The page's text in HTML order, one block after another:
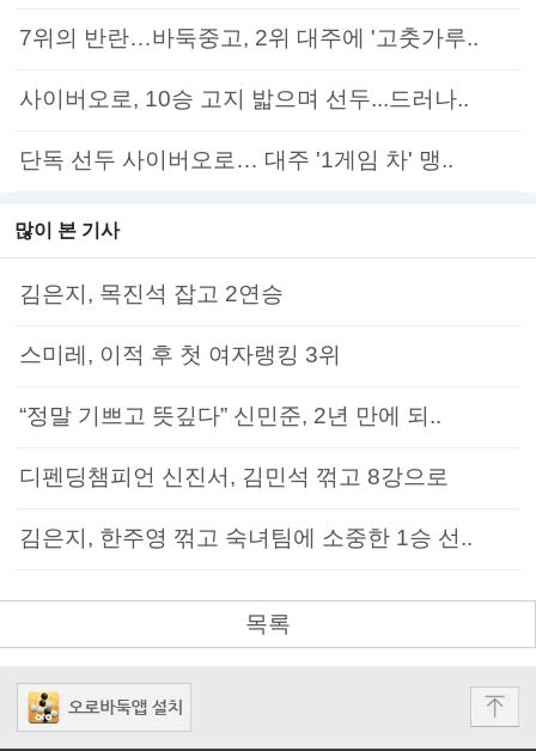
7위의 반란…바둑중고, 2위 대주에 '고춧가루..
사이버오로, 10승 고지 밟으며 선두...드러나..
단독 선두 사이버오로… 대주 '1게임 차' 맹..
많이 본 기사
김은지, 목진석 잡고 2연승
스미레, 이적 후 첫 여자랭킹 3위
“정말 기쁘고 뜻깊다” 신민준, 2년 만에 되..
디펜딩챔피언 신진서, 김민석 꺾고 8강으로
김은지, 한주영 꺾고 숙녀팀에 소중한 1승 선..
목록